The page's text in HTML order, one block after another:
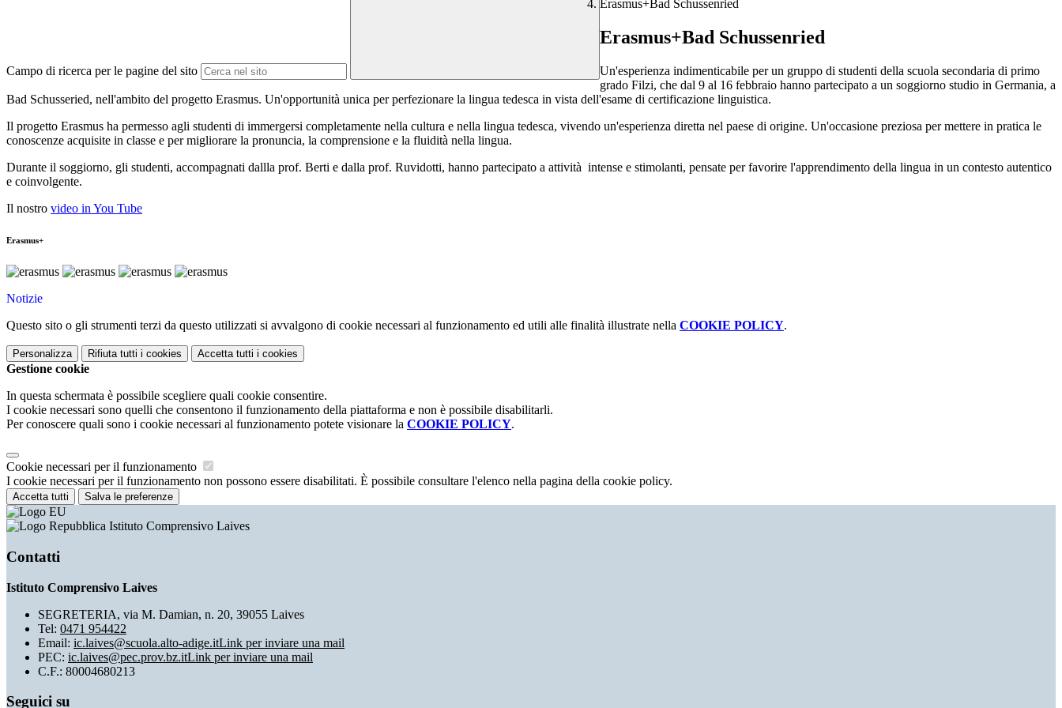
Campo di ricerca per le pagine del sito
Erasmus+Bad Schussenried
Erasmus+Bad Schussenried
Un'esperienza indimenticabile per un gruppo di studenti della scuola secondaria di primo
grado Filzi, che dal 9 al 16 febbraio hanno partecipato a un soggiorno studio in Germania, a
Bad Schusseried, nell'ambito del progetto Erasmus. Un'opportunità unica per perfezionare la lingua tedesca in vista dell'esame di certificazione linguistica.
Il progetto Erasmus ha permesso agli studenti di immergersi completamente nella cultura e nella lingua tedesca, vivendo un'esperienza diretta nel paese di origine. Un'occasione preziosa per mettere in pratica le
conoscenze acquisite in classe e per migliorare la pronuncia, la comprensione e la fluidità nella lingua.
Durante il soggiorno, gli studenti, accompagnati dallla prof. Berti e dalla prof. Ruvidotti, hanno partecipato a attività intense e stimolanti, pensate per favorire l'apprendimento della lingua in un contesto autentico
e coinvolgente.
Il nostro video in You Tube
Erasmus+
Notizie
Questo sito o gli strumenti terzi da questo utilizzati si avvalgono di cookie necessari al funzionamento ed utili alle finalità illustrate nella COOKIE POLICY.
Personalizza Rifiuta tutti i cookies Accetta tutti i cookies
Gestione cookie
In questa schermata è possibile scegliere quali cookie consentire.
I cookie necessari sono quelli che consentono il funzionamento della piattaforma e non è possibile disabilitarli.
Per conoscere quali sono i cookie necessari al funzionamento potete visionare la COOKIE POLICY.
Cookie necessari per il funzionamento
I cookie necessari per il funzionamento non possono essere disabilitati. È possibile consultare l'elenco nella pagina della cookie policy.
Accetta tutti Salva le preferenze
Istituto Comprensivo Laives
Contatti
Istituto Comprensivo Laives
SEGRETERIA, via M. Damian, n. 20, 39055 Laives
Tel: 0471 954422
Email: ic.laives@scuola.alto-adige.itLink per inviare una mail
PEC: ic.laives@pec.prov.bz.itLink per inviare una mail
C.F.: 80004680213
Seguici su